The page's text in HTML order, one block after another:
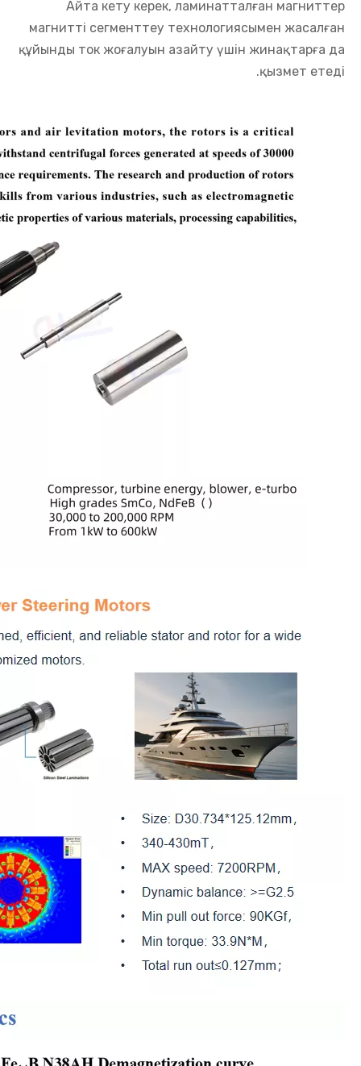
Айта кету керек, ламинатталған магниттер
магнитті сегменттеу технологиясымен жасалған
құйынды ток жоғалуын азайту үшін жинақтарға да
қызмет етеді.